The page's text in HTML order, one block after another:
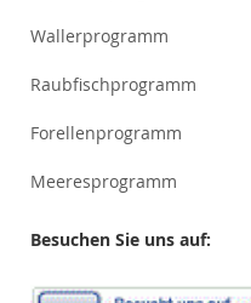
Wallerprogramm
Raubfischprogramm
Forellenprogramm
Meeresprogramm
Besuchen Sie uns auf: